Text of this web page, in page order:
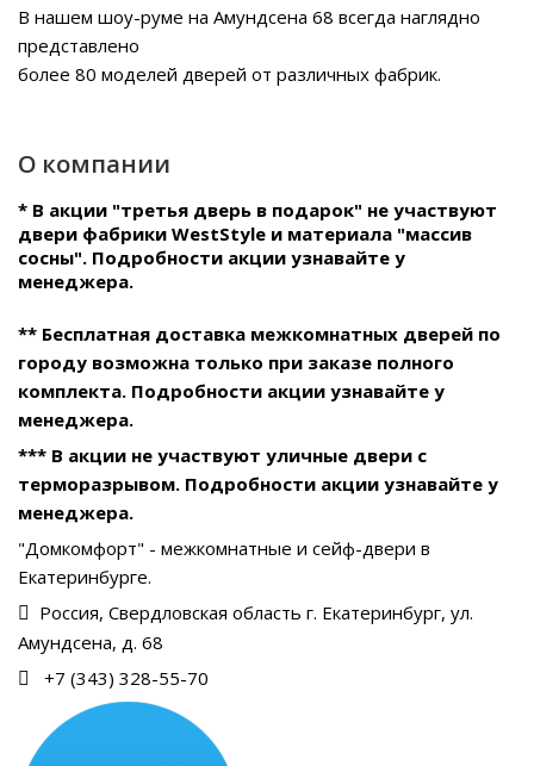
В нашем шоу-руме на Амундсена 68 всегда наглядно
представлено
более 80 моделей дверей от различных фабрик.
О компании
* В акции "третья дверь в подарок" не участвуют
двери фабрики WestStyle и материала "массив
сосны". Подробности акции узнавайте у
менеджера.
** Бесплатная доставка межкомнатных дверей по
городу возможна только при заказе полного
комплекта. Подробности акции узнавайте у
менеджера.
*** В акции не участвуют уличные двери с
терморазрывом. Подробности акции узнавайте у
менеджера.
"Домкомфорт" - межкомнатные и сейф-двери в
Екатеринбурге.
Россия, Свердловская область г. Екатеринбург, ул.
Амундсена, д. 68
+7 (343) 328-55-70